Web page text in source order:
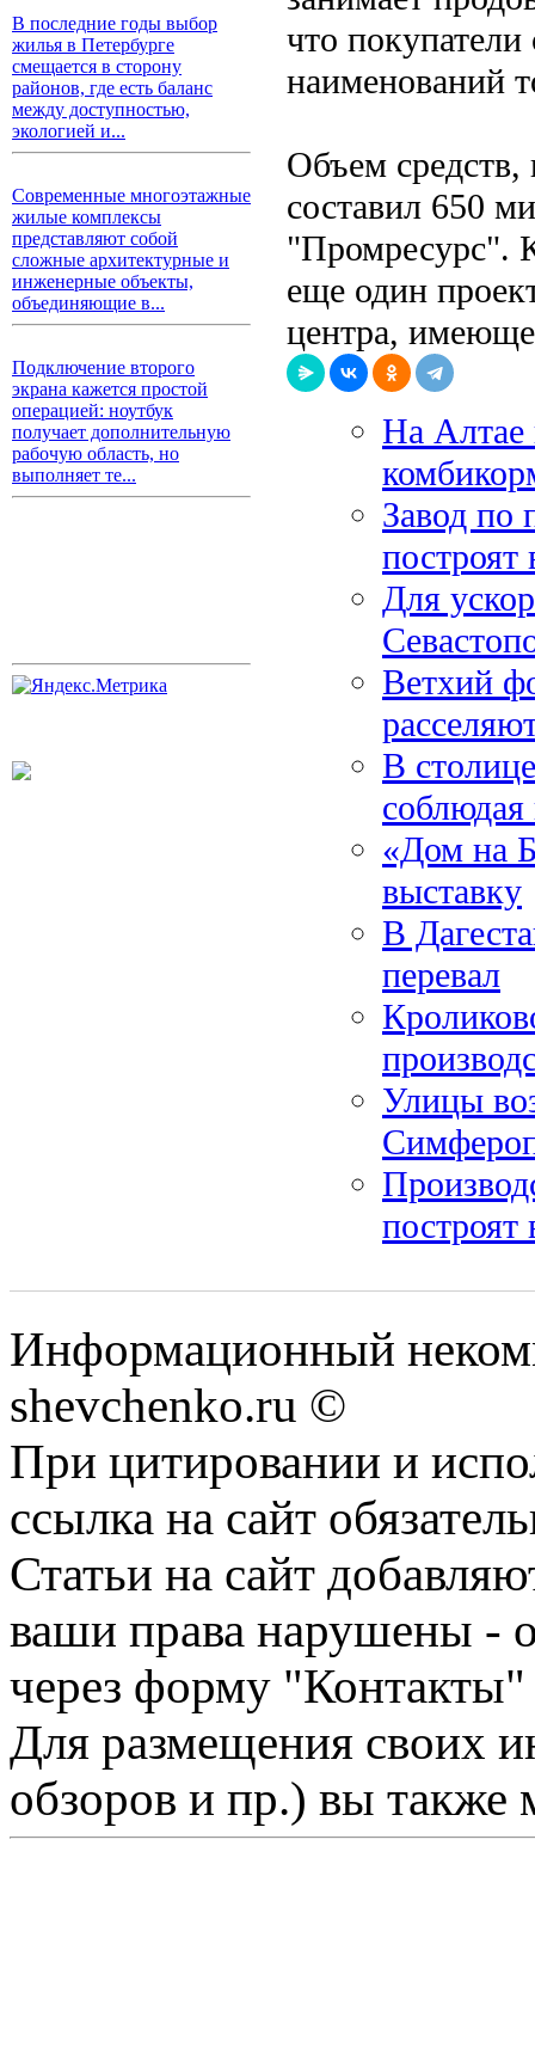
В последние годы выбор
жилья в Петербурге
смещается в сторону
районов, где есть баланс
между доступностью,
экологией и...
Современные многоэтажные
жилые комплексы
представляют собой
сложные архитектурные и
инженерные объекты,
объединяющие в...
Подключение второго
экрана кажется простой
операцией: ноутбук
получает дополнительную
рабочую область, но
выполняет те...
что
наименований
Объем средств,
составил 650
"Промресурс".
еще один
центра,
На Алтае
Завод по
построят
Для
Ветхий
В
«Дом на
выставку
В
перевал
Улицы
построят
Информационный
shevchenko.ru ©
При цитировании и
ссылка на сайт
Статьи на сайт
ваши права нарушены -
через форму "Контакты"
Для размещения своих
обзоров и пр.) вы также